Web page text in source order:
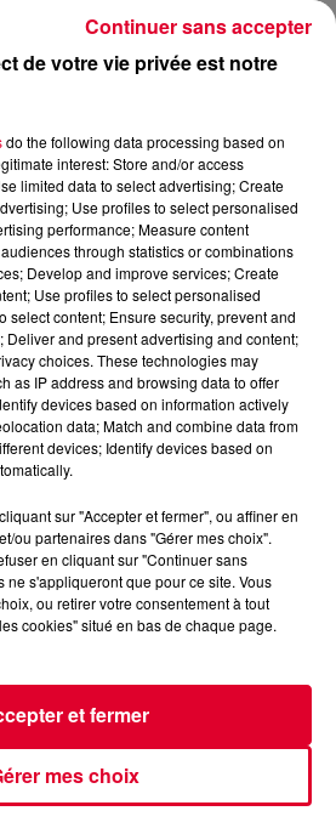
de votre vie privée est notre
do the following data processing based on
interest: Store and/or access
limited data to select advertising; Create
Use profiles to select personalised
performance; Measure content
through statistics or combinations
Develop and improve services; Create
Use profiles to select personalised
select content; Ensure security, prevent and
Deliver and present advertising and content;
choices. These technologies may
as IP address and browsing data to offer
devices based on information actively
data; Match and combine data from
devices; Identify devices based on
sur "Accepter et fermer", ou affiner en
ou partenaires dans "Gérer mes choix".
en cliquant sur "Continuer sans
ne s'appliqueront que pour ce site. Vous
ou retirer votre consentement à tout
cookies" situé en bas de chaque page.
mes choix
et fermer
Continuer sans accepter